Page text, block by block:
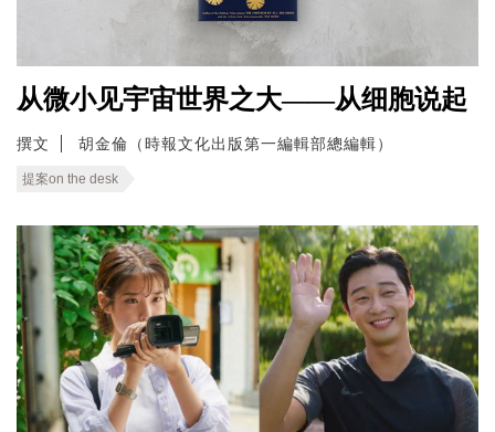
从微小见宇宙世界之大——从细胞说起
撰文 胡金倫（時報文化出版第一編輯部總編輯）
提案on the desk